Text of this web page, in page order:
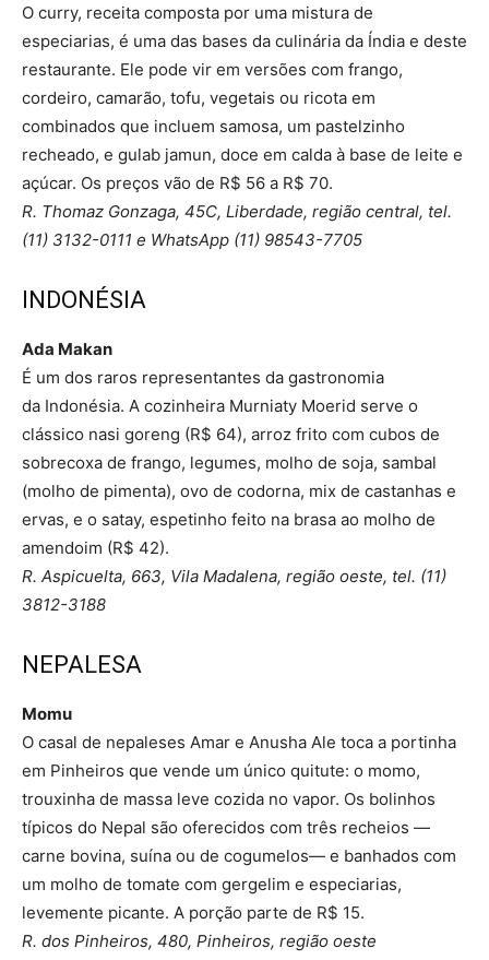
O curry, receita composta por uma mistura de
especiarias, é uma das bases da culinária da Índia e deste
restaurante. Ele pode vir em versões com frango,
cordeiro, camarão, tofu, vegetais ou ricota em
combinados que incluem samosa, um pastelzinho
recheado, e gulab jamun, doce em calda à base de leite e
açúcar. Os preços vão de R$ 56 a R$ 70.
R. Thomaz Gonzaga, 45C, Liberdade, região central, tel.
(11) 3132-0111 e WhatsApp (11) 98543-7705
INDONÉSIA
Ada Makan
É um dos raros representantes da gastronomia
da Indonésia. A cozinheira Murniaty Moerid serve o
clássico nasi goreng (R$ 64), arroz frito com cubos de
sobrecoxa de frango, legumes, molho de soja, sambal
(molho de pimenta), ovo de codorna, mix de castanhas e
ervas, e o satay, espetinho feito na brasa ao molho de
amendoim (R$ 42).
R. Aspicuelta, 663, Vila Madalena, região oeste, tel. (11)
3812-3188
NEPALESA
Momu
O casal de nepaleses Amar e Anusha Ale toca a portinha
em Pinheiros que vende um único quitute: o momo,
trouxinha de massa leve cozida no vapor. Os bolinhos
típicos do Nepal são oferecidos com três recheios —
carne bovina, suína ou de cogumelos— e banhados com
um molho de tomate com gergelim e especiarias,
levemente picante. A porção parte de R$ 15.
R. dos Pinheiros, 480, Pinheiros, região oeste